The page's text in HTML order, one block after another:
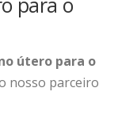
útero para o
nosso parceiro